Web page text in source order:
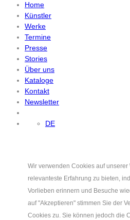
Home
Künstler
Werke
Termine
Presse
Stories
Über uns
Kataloge
Kontakt
Newsletter
DE
Wir verwenden Cookies auf unserer
relevanteste Erfahrung zu bieten,
Vorlieben erinnern und Besuche
auf "Akzeptieren" stimmen Sie der
Cookies zu. Sie können jedoch die